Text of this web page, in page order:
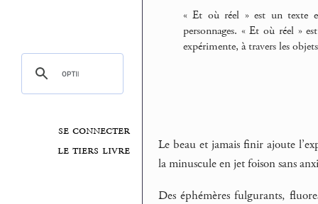
se connecter
le tiers livre
« Et où réel » est un texte
personnages. « Et où réel »
expérimente, à travers les
Le beau et jamais finir ajoute
la minuscule en jet foison sans
Des éphémères fulgurants,